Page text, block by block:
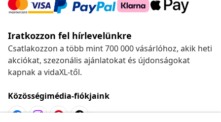
Iratkozzon fel hírlevelünkre
Csatlakozzon a több mint 700 000 vásárlóhoz, akik heti
akciókat, szezonális ajánlatokat és újdonságokat
kapnak a vidaXL-től.
Közösségimédia-fiókjaink